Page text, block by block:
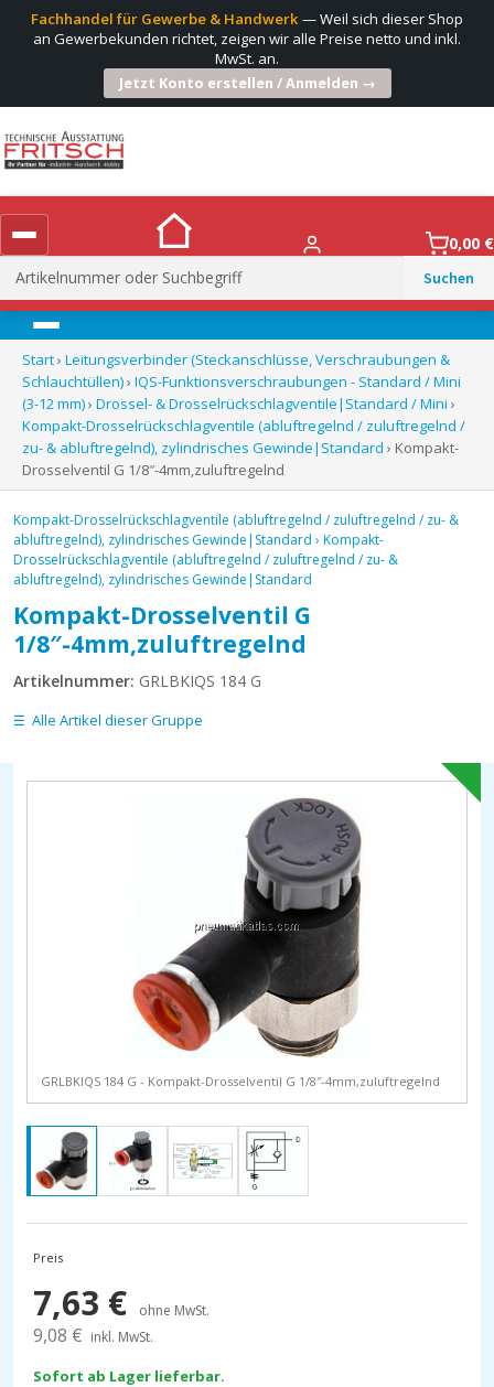
Fachhandel für Gewerbe & Handwerk— Weil sich dieser Shop
an Gewerbekunden richtet, zeigen wir alle Preise netto und inkl.
MwSt. an.
Jetzt Konto erstellen / Anmelden →
Suchen
nach:
0,00 €
Menü
Start› Leitungsverbinder (Steckanschlüsse, Verschraubungen &
Schlauchtüllen)› IQS-Funktionsverschraubungen - Standard / Mini
(3-12 mm)› Drossel- & Drosselrückschlagventile|Standard / Mini ›
Kompakt-Drosselrückschlagventile (abluftregelnd / zuluftregelnd /
zu- & abluftregelnd), zylindrisches Gewinde|Standard › Kompakt-
Drosselventil G 1/8″-4mm,zuluftregelnd
Kompakt-Drosselrückschlagventile (abluftregelnd / zuluftregelnd / zu- &
abluftregelnd), zylindrisches Gewinde|Standard › Kompakt-
Drosselrückschlagventile (abluftregelnd / zuluftregelnd / zu- &
abluftregelnd), zylindrisches Gewinde|Standard
Kompakt-Drosselventil G
1/8″-4mm,zuluftregelnd
Artikelnummer: GRLBKIQS 184 G
Alle Artikel dieser Gruppe
GRLBKIQS 184 G - Kompakt-Drosselventil G 1/8″-4mm,zuluftregelnd
Preis
7,63 € ohne MwSt.
9,08 € inkl. MwSt.
Sofort ab Lager lieferbar.